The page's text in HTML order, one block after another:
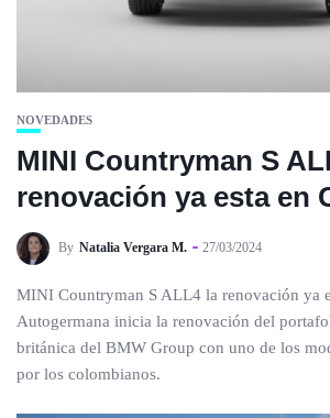
NOVEDADES
MINI Countryman S
renovación ya esta en
By Natalia Vergara M. 27/03/2024
MINI Countryman S ALL4 la renovación ya
Autogermana inicia la renovación del
británica del BMW Group con uno de los
por los colombianos.